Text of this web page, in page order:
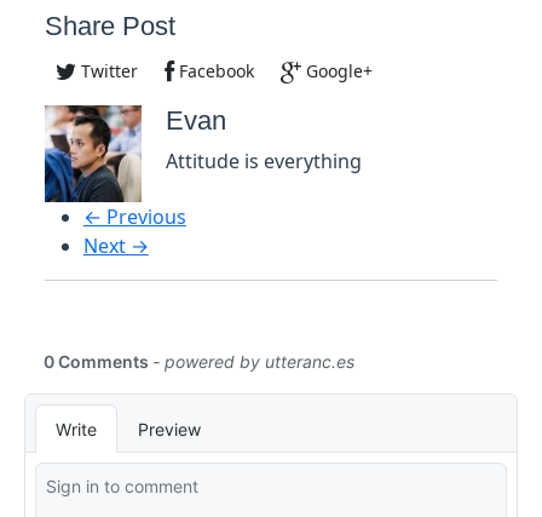
Share Post
Twitter Facebook Google+
Evan
Attitude is everything
← Previous
Next →